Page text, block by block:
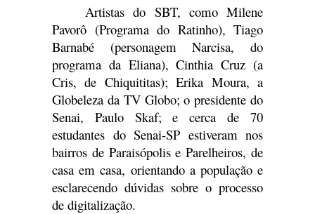
Artistas do SBT, como Milene
Pavorô (Programa do Ratinho), Tiago
Barnabé (personagem Narcisa, do
programa da Eliana), Cinthia Cruz (a
Cris, de Chiquititas); Erika Moura, a
Globeleza da TV Globo; o presidente do
Senai, Paulo Skaf; e cerca de 70
estudantes do Senai-SP estiveram nos
bairros de Paraisópolis e Parelheiros, de
casa em casa, orientando a população e
esclarecendo dúvidas sobre o processo
de digitalização.